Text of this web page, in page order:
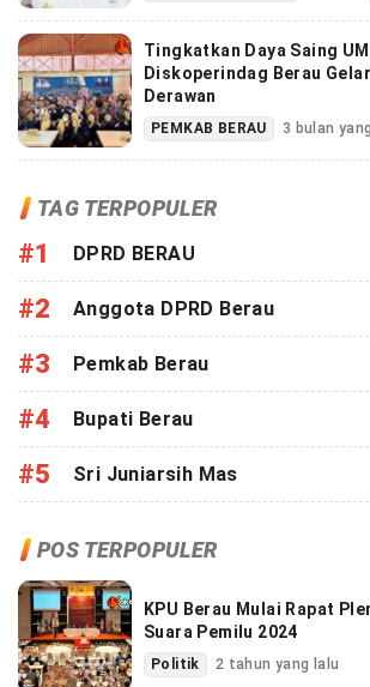
Tingkatkan Daya Saing
Diskoperindag Berau
Derawan
PEMKAB BERAU 3 bulan
TAG TERPOPULER
#1 DPRD BERAU
#2 Anggota DPRD Berau
#3 Pemkab Berau
#4 Bupati Berau
#5 Sri Juniarsih Mas
POS TERPOPULER
KPU Berau Mulai Rapat
Suara Pemilu 2024
Politik 2 tahun yang lalu